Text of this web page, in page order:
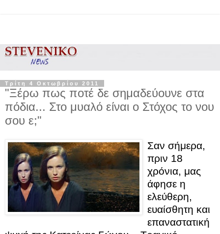
Τρίτη 4 Οκτωβρίου 2011
"Ξέρω πως ποτέ δε σημαδεύουνε στα
πόδια... Στο μυαλό είναι ο Στόχος το νου
σου ε;"
Σαν σήμερα,
πριν 18
χρόνια, μας
άφησε η
ελεύθερη,
ευαίσθητη και
επαναστατική